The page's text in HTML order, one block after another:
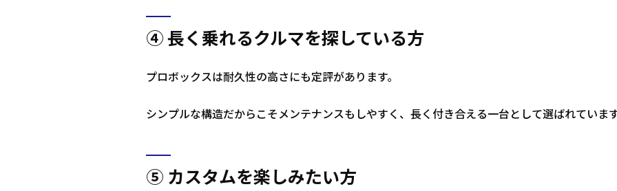
④ 長く乗れるクルマを探している方
プロボックスは耐久性の高さにも定評があります。
シンプルな構造だからこそメンテナンスもしやすく、長く付き合える一台として選ばれています
⑤ カスタムを楽しみたい方